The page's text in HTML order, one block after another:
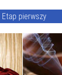
Etap pierwszy